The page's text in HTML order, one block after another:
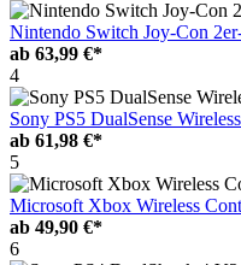
Nintendo Switch Joy-Con
ab 63,99 €*
4
Sony PS5 DualSense
ab 61,98 €*
5
Microsoft Xbox Wireless
ab 49,90 €*
6